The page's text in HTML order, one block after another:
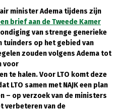
minister Adema tijdens zijn
brief aan de Tweede Kamer
van strenge generieke
tuinders op het gebied van
zouden volgens Adema tot
voor
te halen. Voor LTO komt deze
LTO samen met NAJK een plan
– op verzoek van de ministers
verbeteren van de